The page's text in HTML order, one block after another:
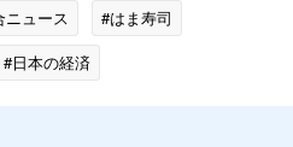
ニュース
#はま寿司
#日本の経済